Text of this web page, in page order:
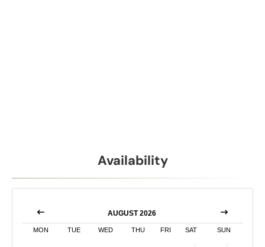
Availability
AUGUST 2026
MON TUE WED THU FRI SAT SUN